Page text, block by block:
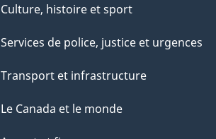
Culture, histoire et sport
Services de police, justice et urgences
Transport et infrastructure
Le Canada et le monde